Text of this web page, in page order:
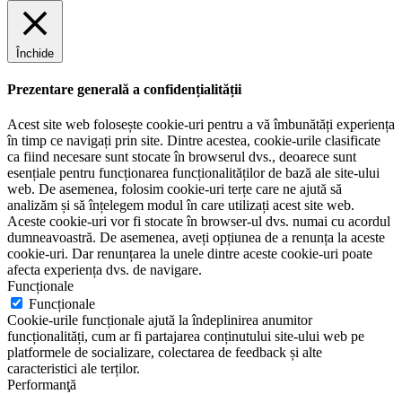
Închide
Prezentare generală a confidențialității
Acest site web folosește cookie-uri pentru a vă îmbunătăți experiența
în timp ce navigați prin site. Dintre acestea, cookie-urile clasificate
ca fiind necesare sunt stocate în browserul dvs., deoarece sunt
esențiale pentru funcționarea funcționalităților de bază ale site-ului
web. De asemenea, folosim cookie-uri terțe care ne ajută să
analizăm și să înțelegem modul în care utilizați acest site web.
Aceste cookie-uri vor fi stocate în browser-ul dvs. numai cu acordul
dumneavoastră. De asemenea, aveți opțiunea de a renunța la aceste
cookie-uri. Dar renunțarea la unele dintre aceste cookie-uri poate
afecta experiența dvs. de navigare.
Funcționale
Funcționale
Cookie-urile funcționale ajută la îndeplinirea anumitor
funcționalități, cum ar fi partajarea conținutului site-ului web pe
platformele de socializare, colectarea de feedback și alte
caracteristici ale terților.
Performanţă